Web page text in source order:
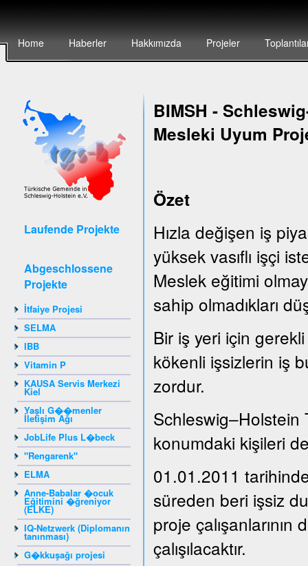
Home Haberler Hakkımızda Projeler
Laufende Projekte
Abgeschlossene
Projekte
İtfaiye Projesi
SELMA
IBB
Vitamin P
KAUSA Servis Merkezi
Kiel
Yaşlı G��menler
İletişim Ağı
JobLife Plus L�beck
"Rengarenk"
ELMA
Anne-Babalar �ocuk
Eğitimini �ğreniyor
(ELKE)
IQ-Netzwerk (Diplomanın
tanınması)
G�kkuşağı projesi
BIMSH -
Mesleki Uyum
Özet
Hızla değişen iş
yüksek vasıflı işçi
Meslek eğitimi
sahip olmadıkları
Bir iş yeri için
kökenli işsizlerin iş
zordur.
Schleswig–Holstein
konumdaki kişileri
01.01.2011
süreden beri işsiz
proje çalışanlarının
çalışılacaktır.